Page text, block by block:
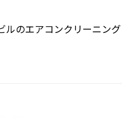
ルのエアコンクリーニング